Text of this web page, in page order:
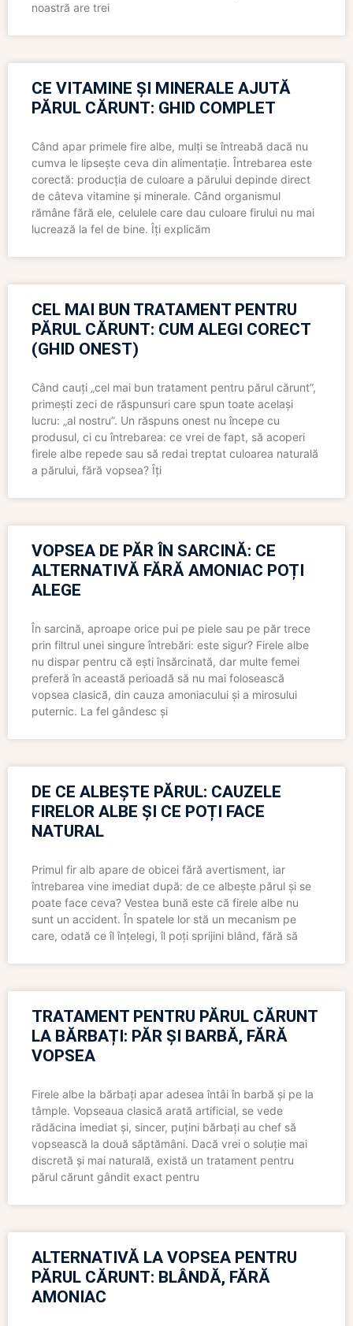
noastră are trei
CE VITAMINE ȘI MINERALE AJUTĂ
PĂRUL CĂRUNT: GHID COMPLET
Când apar primele fire albe, mulți se întreabă dacă nu
cumva le lipsește ceva din alimentație. Întrebarea este
corectă: producția de culoare a părului depinde direct
de câteva vitamine și minerale. Când organismul
rămâne fără ele, celulele care dau culoare firului nu mai
lucrează la fel de bine. Îți explicăm
CEL MAI BUN TRATAMENT PENTRU
PĂRUL CĂRUNT: CUM ALEGI CORECT
(GHID ONEST)
Când cauți „cel mai bun tratament pentru părul cărunt”,
primești zeci de răspunsuri care spun toate același
lucru: „al nostru”. Un răspuns onest nu începe cu
produsul, ci cu întrebarea: ce vrei de fapt, să acoperi
firele albe repede sau să redai treptat culoarea naturală
a părului, fără vopsea? Îți
VOPSEA DE PĂR ÎN SARCINĂ: CE
ALTERNATIVĂ FĂRĂ AMONIAC POȚI
ALEGE
În sarcină, aproape orice pui pe piele sau pe păr trece
prin filtrul unei singure întrebări: este sigur? Firele albe
nu dispar pentru că ești însărcinată, dar multe femei
preferă în această perioadă să nu mai folosească
vopsea clasică, din cauza amoniacului și a mirosului
puternic. La fel gândesc și
DE CE ALBEȘTE PĂRUL: CAUZELE
FIRELOR ALBE ȘI CE POȚI FACE
NATURAL
Primul fir alb apare de obicei fără avertisment, iar
întrebarea vine imediat după: de ce albește părul și se
poate face ceva? Vestea bună este că firele albe nu
sunt un accident. În spatele lor stă un mecanism pe
care, odată ce îl înțelegi, îl poți sprijini blând, fără să
TRATAMENT PENTRU PĂRUL CĂRUNT
LA BĂRBAȚI: PĂR ȘI BARBĂ, FĂRĂ
VOPSEA
Firele albe la bărbați apar adesea întâi în barbă și pe la
tâmple. Vopseaua clasică arată artificial, se vede
rădăcina imediat și, sincer, puțini bărbați au chef să
vopsească la două săptămâni. Dacă vrei o soluție mai
discretă și mai naturală, există un tratament pentru
părul cărunt gândit exact pentru
ALTERNATIVĂ LA VOPSEA PENTRU
PĂRUL CĂRUNT: BLÂNDĂ, FĂRĂ
AMONIAC